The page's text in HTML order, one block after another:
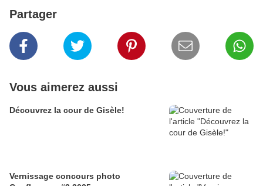
Partager
Vous aimerez aussi
Découvrez la cour de Gisèle!
Vernissage concours photo